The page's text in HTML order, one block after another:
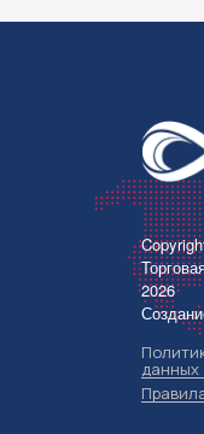
2026
данных